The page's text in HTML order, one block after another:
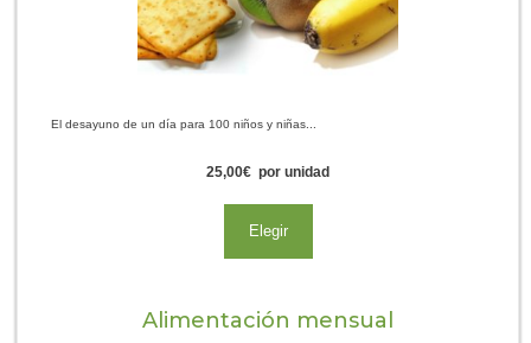
El desayuno de un día para 100 niños y niñas...
25,00€ por unidad
Elegir
Alimentación mensual